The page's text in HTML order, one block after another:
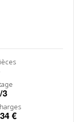
3
€